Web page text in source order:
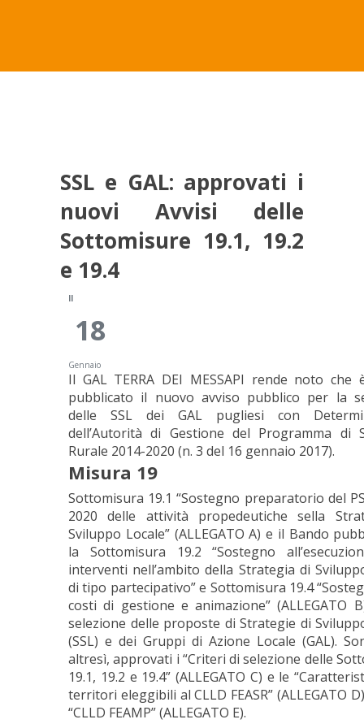
SSL e GAL: approvati i
nuovi Avvisi delle
Sottomisure 19.1, 19.2
e 19.4
Il
18
Gennaio
Il GAL TERRA DEI MESSAPI rende noto
pubblicato il nuovo avviso pubblico per la
delle SSL dei GAL pugliesi con
dell’Autorità di Gestione del Programma di
Rurale 2014-2020 (n. 3 del 16 gennaio 2017).
Misura 19
Sottomisura 19.1 “Sostegno preparatorio del
2020 delle attività propedeutiche sella
Sviluppo Locale” (ALLEGATO A) e il Bando
la Sottomisura 19.2 “Sostegno
interventi nell’ambito della Strategia di
di tipo partecipativo” e Sottomisura 19.4
costi di gestione e animazione” (ALLEGATO
selezione delle proposte di Strategie di
(SSL) e dei Gruppi di Azione Locale (GAL).
altresì, approvati i “Criteri di selezione delle
19.1, 19.2 e 19.4” (ALLEGATO C) e le
territori eleggibili al CLLD FEASR” (ALLEGATO
“CLLD FEAMP” (ALLEGATO E).